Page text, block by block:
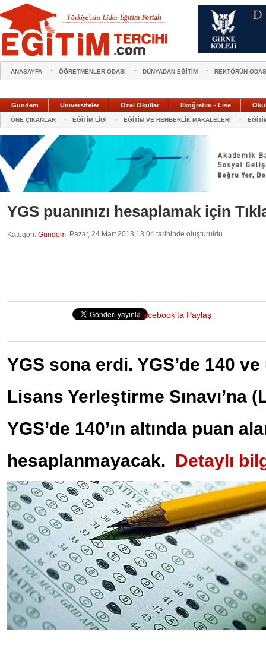
ANASAYFA ÖĞRETMENLER ODASI DÜNYADAN EĞİTİM REKTÖRÜN
Gündem Üniversiteler Özel Okullar İlköğretim - Lise
ÖNE ÇIKANLAR EĞİTİM LİGİ EĞİTİM VE REHBERLİK MAKALELERİ
YGS puanınızı hesaplamak için
Kategori: Gündem Pazar, 24 Mart 2013 13:04 tarihinde oluşturuldu
Facebook'ta Paylaş
YGS sona erdi. YGS’de 140
Lisans Yerleştirme Sınavı’na
YGS’de 140’ın altında puan
hesaplanmayacak. Detaylı